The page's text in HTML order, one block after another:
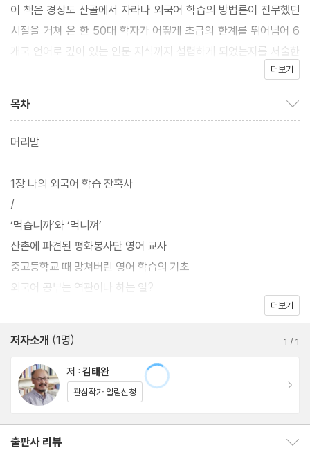
이 책은 경상도 산골에서 자라나 외국어 학습의 방법론이 전무했던
시절을 거쳐 온 한 50대 학자가 어떻게 초급의 한계를 뛰어넘어 6
개국 언어로 깊이 있는 인문 지식까지 섭렵하게 되었는지를 서술한
저자는 영어를 비롯한 인도-유럽어를 공부하는 특별한 비법, 동아
시아의 라틴어인 고전 한문에 입문하는 길을 소개하고, 중국어와 일
어 학습에 관심이 많은 독자들을 위해 본인의 학습 노하우를 찬찬히
풀어낸다.
외국어 문외한의 심경을 누구보다 잘 아는 저자는 각 외국어의 구조
를 깨치는 순간부터 심화 학습 과정, 모든 외국어에 해당하는 보편적
인 공부법을 상세히 기술하는 등 외국어 학습자를 위한 조언을 아끼
더보기
목차
머리말
1장 나의 외국어 학습 잔혹사
/
‘먹습니까’와 ‘먹니껴’
산촌에 파견된 평화봉사단 영어 교사
중고등학교 때 망쳐버린 영어 학습의 기초
외국어 공부는 역관이나 하는 일?
외국어를 배워서 어디에 쓸 것인가
기초 부실이 오히려 다행?
데칸쇼와 독일어
3년간 매달린 학술서 번역
더보기
저자소개 (1명) 1 /1
저 : 김태완
관심작가 알림신청
출판사 리뷰